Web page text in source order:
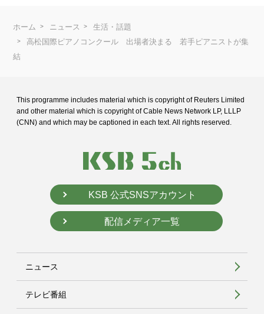
ホーム ニュース
生活・話題
高松国際ピアノコンクール 出場者決まる 若手ピアニストが集
結
This programme includes material which is copyright of Reuters Limited
and other material which is copyright of Cable News Network LP, LLLP
(CNN) and which may be captioned in each text. All rights reserved.
KSB 公式SNSアカウント
配信メディア一覧
ニュース
テレビ番組